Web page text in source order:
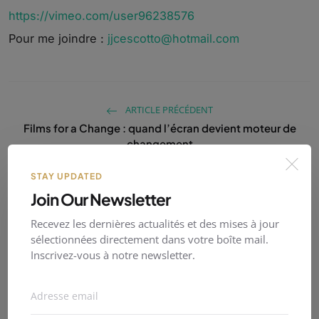
https://vimeo.com/user96238576
Pour me joindre : jjcescotto@hotmail.com
ARTICLE PRÉCÉDENT
Films for a Change : quand l’écran devient moteur de
changement
Prix Court International 7ème Aaaargh 2025 - Romane
Eilahtan "Dévitalisée"
QUELLE EST VOTRE RÉACTION?
STAY UPDATED
Join Our Newsletter
Recevez les dernières actualités et des mises à jour
sélectionnées directement dans votre boîte mail.
Inscrivez-vous à notre newsletter.